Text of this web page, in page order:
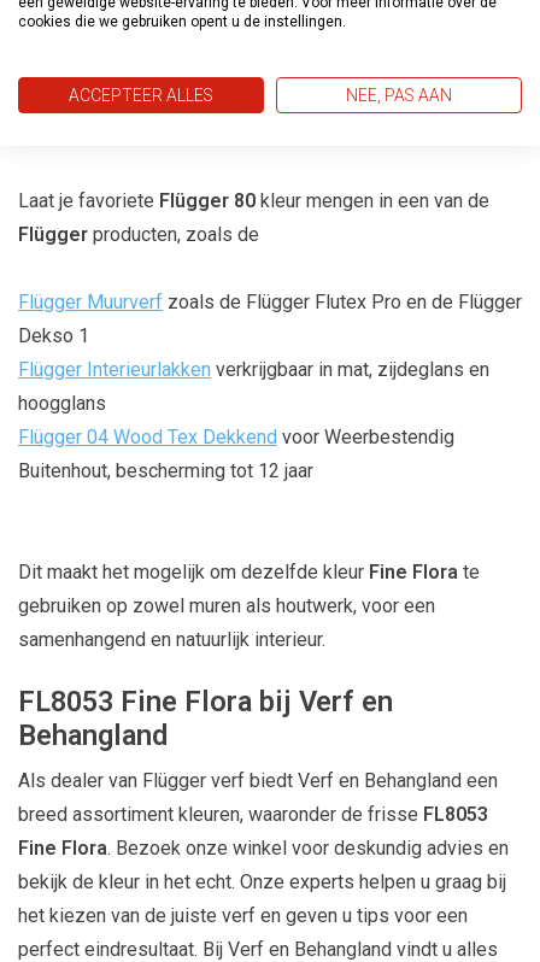
Gemakkelijk te verwerken: Flügger verf is eenvoudig aan
resultaat zonder strepen of vlekken, wat het ideaal maakt
voor zowel doe-het-zelvers als professionele schilders.
Laat je favoriete Flügger 80 kleur mengen in een van de
Flügger producten, zoals de
Flügger Muurverf zoals de Flügger Flutex Pro en de Flügger
Dekso 1
Flügger Interieurlakken verkrijgbaar in mat, zijdeglans en
hoogglans
Flügger 04 Wood Tex Dekkend voor Weerbestendig
Buitenhout, bescherming tot 12 jaar
Dit maakt het mogelijk om dezelfde kleur Fine Flora te
gebruiken op zowel muren als houtwerk, voor een
samenhangend en natuurlijk interieur.
FL8053 Fine Flora bij Verf en
Behangland
Als dealer van Flügger verf biedt Verf en Behangland een
breed assortiment kleuren, waaronder de frisse FL8053
Fine Flora. Bezoek onze winkel voor deskundig advies en
bekijk de kleur in het echt. Onze experts helpen u graag bij
het kiezen van de juiste verf en geven u tips voor een
perfect eindresultaat. Bij Verf en Behangland vindt u alles
cookies die we gebruiken opent u de instellingen.
ACCEPTEER ALLES NEE, PAS AAN